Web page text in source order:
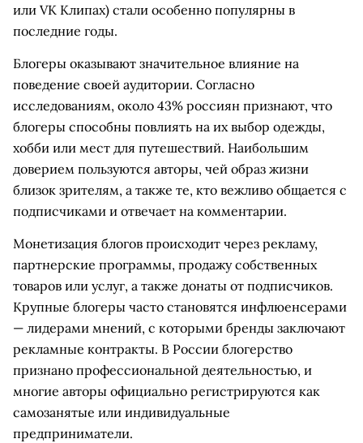
или VK Клипах) стали особенно популярны в
последние годы.
Блогеры оказывают значительное влияние на
поведение своей аудитории. Согласно
исследованиям, около 43% россиян признают, что
блогеры способны повлиять на их выбор одежды,
хобби или мест для путешествий. Наибольшим
доверием пользуются авторы, чей образ жизни
близок зрителям, а также те, кто вежливо общается с
подписчиками и отвечает на комментарии.
Монетизация блогов происходит через рекламу,
партнерские программы, продажу собственных
товаров или услуг, а также донаты от подписчиков.
Крупные блогеры часто становятся инфлюенсерами
— лидерами мнений, с которыми бренды заключают
рекламные контракты. В России блогерство
признано профессиональной деятельностью, и
многие авторы официально регистрируются как
самозанятые или индивидуальные
предприниматели.